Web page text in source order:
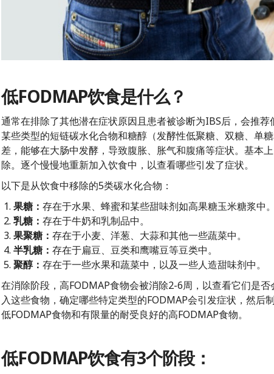
低FODMAP饮食是什么？
通常在排除了其他潜在症状原因且患者被诊断为IBS后，会推
某些类型的短链碳水化合物和糖醇（发酵性低聚糖、双糖、单
差，能够在大肠中发酵，导致腹胀、胀气和腹痛等症状。基本
除。逐个慢慢地重新加入饮食中，以查看哪些引发了症状。
以下是从饮食中移除的5类碳水化合物：
果糖： 存在于水果、蜂蜜和某些甜味剂如高果糖玉米糖浆中。
乳糖： 存在于牛奶和乳制品中。
果聚糖： 存在于小麦、洋葱、大蒜和其他一些蔬菜中。
半乳糖： 存在于扁豆、豆类和鹰嘴豆等豆类中。
聚醇： 存在于一些水果和蔬菜中，以及一些人造甜味剂中。
在消除阶段，高FODMAP食物会被消除2-6周，以查看它们是
入这些食物，确定哪些特定类型的FODMAP会引发症状，然后
低FODMAP食物和有限量的耐受良好的高FODMAP食物。
低FODMAP饮食有3个阶段：